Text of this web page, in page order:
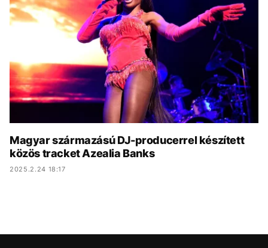
KÖZÉLET UTAZÁS
ÉLETMÓD DESIGN
BESZÉLGETÉSEK ARCOK
VIDEÓ TÖRTÉNETEK
GASZTRO
Magyar származású DJ-producerrel készített
közös tracket Azealia Banks
2025.2.24 18:17